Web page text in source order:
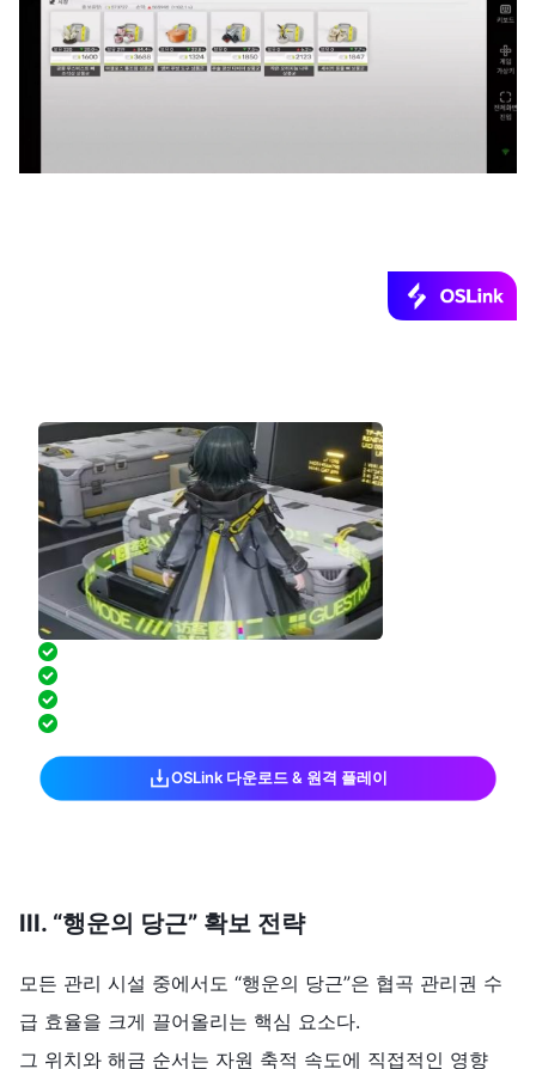
OSLink 다운로드 & 원격 플레이
III. “행운의 당근” 확보 전략
모든 관리 시설 중에서도 “행운의 당근”은 협곡 관리권 수
급 효율을 크게 끌어올리는 핵심 요소다.
그 위치와 해금 순서는 자원 축적 속도에 직접적인 영향